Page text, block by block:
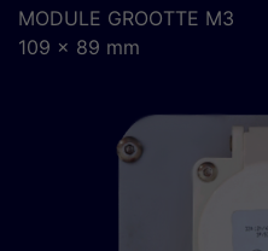
MODULE GROOTTE M3
109 x 89 mm